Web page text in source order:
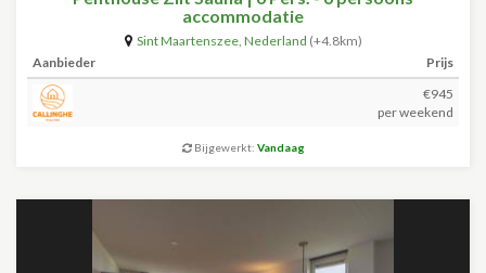
accommodatie
Sint Maartenszee, Nederland (+4.8km)
Aanbieder
Prijs
€945
per weekend
Bijgewerkt: Vandaag